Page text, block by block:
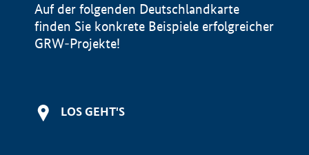
Auf der folgenden Deutschlandkarte
finden Sie konkrete Beispiele erfolgreicher
GRW-Projekte!
LOS GEHT'S